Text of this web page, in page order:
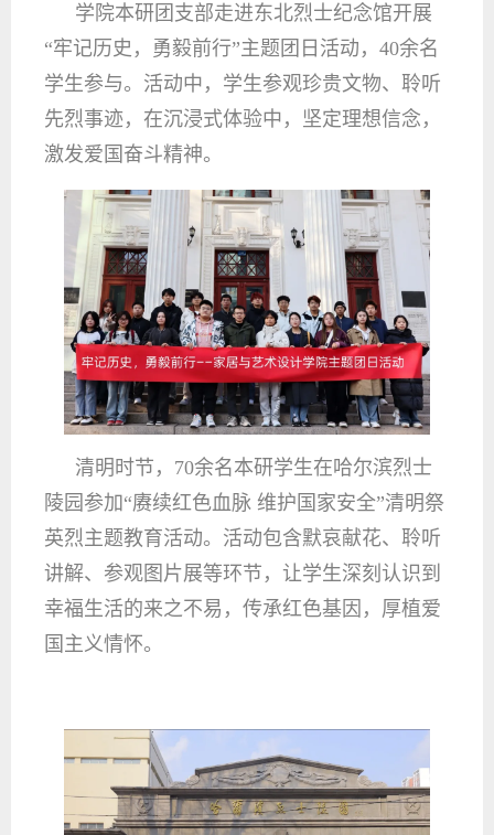
学院本研团支部走进东北烈士纪念馆开展
“牢记历史，勇毅前行”主题团日活动，40余名
学生参与。活动中，学生参观珍贵文物、聆听
先烈事迹，在沉浸式体验中，坚定理想信念，
激发爱国奋斗精神。
清明时节，70余名本研学生在哈尔滨烈士
陵园参加“赓续红色血脉 维护国家安全”清明祭
英烈主题教育活动。活动包含默哀献花、聆听
讲解、参观图片展等环节，让学生深刻认识到
幸福生活的来之不易，传承红色基因，厚植爱
国主义情怀。